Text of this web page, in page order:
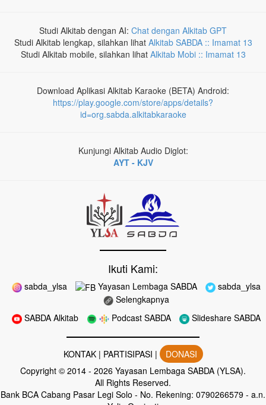
Studi Alkitab dengan AI: Chat dengan Alkitab GPT
Studi Alkitab lengkap, silahkan lihat Alkitab SABDA :: Imamat 13
Studi Alkitab mobile, silahkan lihat Alkitab Mobi :: Imamat 13
Download Aplikasi Alkitab Karaoke (BETA) Android:
https://play.google.com/store/apps/details?
id=org.sabda.alkitabkaraoke
Kunjungi Alkitab Audio Diglot:
AYT - KJV
Ikuti Kami:
sabda_ylsa Yayasan Lembaga SABDA
sabda_ylsa
Selengkapnya
SABDA Alkitab
Podcast SABDA Slideshare SABDA
KONTAK| PARTISIPASI |
DONASI
Copyright © 2014 - 2026 Yayasan Lembaga SABDA (YLSA).
All Rights Reserved.
Bank BCA Cabang Pasar Legi Solo - No. Rekening: 0790266579 - a.n.